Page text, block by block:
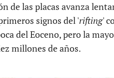
de las placas avanza
signos del 'rifting'
del Eoceno, pero la
millones de años.